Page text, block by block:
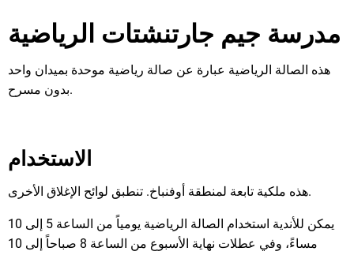
مدرسة جيم جارتنشتات الرياضية
هذه الصالة الرياضية عبارة عن صالة رياضية موحدة بميدان واحد
بدون مسرح.
الاستخدام
هذه ملكية تابعة لمنطقة أوفنباخ. تنطبق لوائح الإغلاق الأخرى.
يمكن للأندية استخدام الصالة الرياضية يومياً من الساعة 5 إلى 10
مساءً، وفي عطلات نهاية الأسبوع من الساعة 8 صباحاً إلى 10